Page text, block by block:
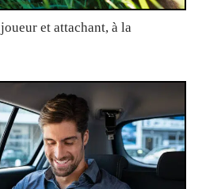
et attachant, à la